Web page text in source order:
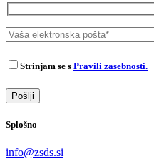
Strinjam se s Pravili zasebnosti.
Splošno
info@zsds.si